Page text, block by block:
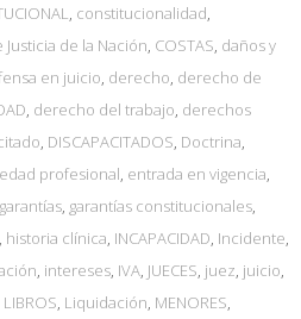
, constitucionalidad,
de la Nación, COSTAS, daños y
en juicio, derecho, derecho de
, derecho del trabajo, derechos
, DISCAPACITADOS, Doctrina,
profesional, entrada en vigencia,
garantías, garantías constitucionales,
, historia clínica, INCAPACIDAD, Incidente,
, intereses, IVA, JUECES, juez, juicio,
LIBROS, Liquidación, MENORES,